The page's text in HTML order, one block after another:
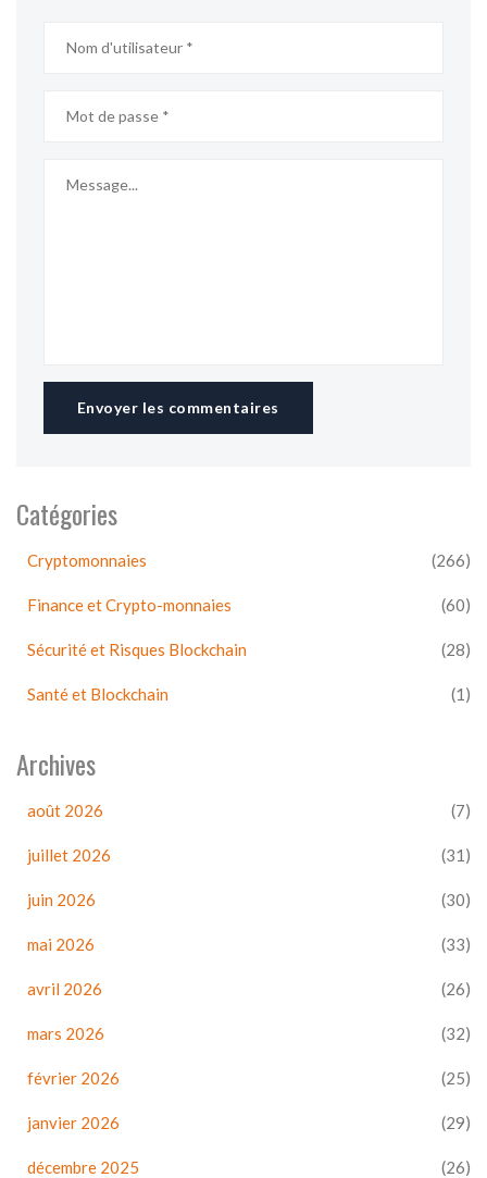
Envoyer les commentaires
Catégories
Cryptomonnaies (266)
Finance et Crypto-monnaies (60)
Sécurité et Risques Blockchain (28)
Santé et Blockchain (1)
Archives
août 2026 (7)
juillet 2026 (31)
juin 2026 (30)
mai 2026 (33)
avril 2026 (26)
mars 2026 (32)
février 2026 (25)
janvier 2026 (29)
décembre 2025 (26)